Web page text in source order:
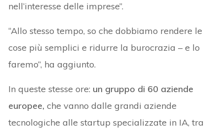
nell’interesse delle imprese”.
“Allo stesso tempo, so che dobbiamo rendere le
cose più semplici e ridurre la burocrazia – e lo
faremo”, ha aggiunto.
In queste stesse ore: un gruppo di 60 aziende
europee,che vanno dalle grandi aziende
tecnologiche alle startup specializzate in IA, tra